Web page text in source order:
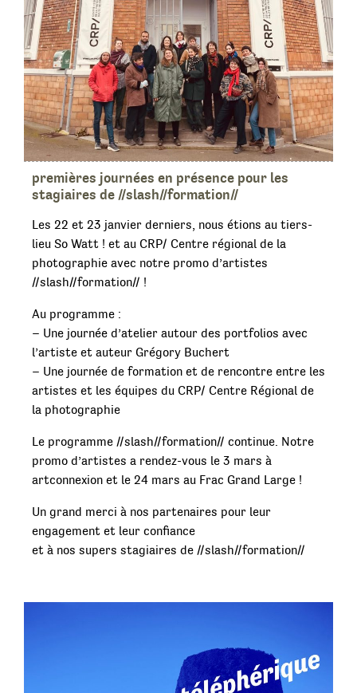
premières journées en présence pour les
stagiaires de //slash//formation//
Les 22 et 23 janvier derniers, nous étions au tiers-
lieu So Watt ! et au CRP/ Centre régional de la
photographie avec notre promo d’artistes
//slash//formation// !
Au programme :
– Une journée d’atelier autour des portfolios avec
l’artiste et auteur Grégory Buchert
– Une journée de formation et de rencontre entre les
artistes et les équipes du CRP/ Centre Régional de
la photographie
Le programme //slash//formation// continue. Notre
promo d’artistes a rendez-vous le 3 mars à
artconnexion et le 24 mars au Frac Grand Large !
Un grand merci à nos partenaires pour leur
engagement et leur confiance
et à nos supers stagiaires de //slash//formation//